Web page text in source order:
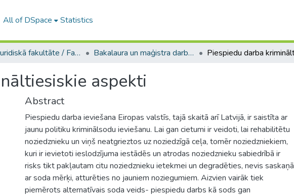
All of DSpace Statistics
A -- Juridiskā fakultāte / Faculty of Law Bakalaura un maģistra darbi (JF) / Bachelor's and Master's theses
aspekti
Abstract
Piespiedu darba ieviešana Eiropas valstīs, tajā skaitā arī Latvijā, ir saistīta ar
jaunu politiku kriminālsodu ieviešanu. Lai gan cietumi ir veidoti, lai rehabilitētu
noziedznieku un viņš neatgrieztos uz noziedzīgā ceļa, tomēr noziedzniekiem,
kuri ir ievietoti ieslodzījuma iestādēs un atrodas noziedznieku sabiedrībā ir
risks tikt pakļautam citu noziedznieku ietekmei un degradēties, nevis saskaņā
ar soda mērķi, atturēties no jauniem noziegumiem. Aizvien vairāk tiek
piemērots alternatīvais soda veids- piespiedu darbs kā sods gan